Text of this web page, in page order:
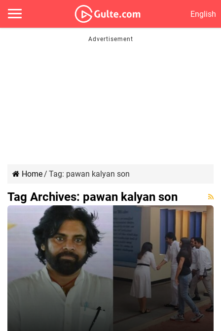
English
Home/ Tag: pawan kalyan son
Tag Archives: pawan kalyan son